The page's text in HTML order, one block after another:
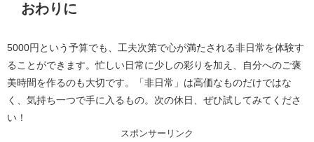
おわりに
5000円という予算でも、工夫次第で心が満たされる非日常を体験す
ることができます。忙しい日常に少しの彩りを加え、自分へのご褒
美時間を作るのも大切です。「非日常」は高価なものだけではな
く、気持ち一つで手に入るもの。次の休日、ぜひ試してみてくださ
い！
スポンサーリンク